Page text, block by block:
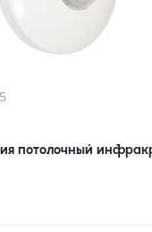
потолочный